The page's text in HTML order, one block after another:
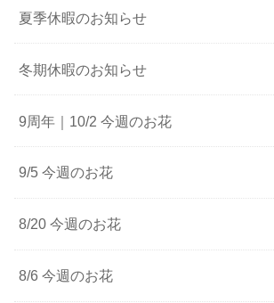
夏季休暇のお知らせ
冬期休暇のお知らせ
9周年｜10/2 今週のお花
9/5 今週のお花
8/20 今週のお花
8/6 今週のお花